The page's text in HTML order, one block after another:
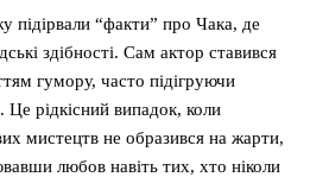
підірвали “факти” про Чака, де
здібності. Сам актор ставився
гумору, часто підігруючи
Це рідкісний випадок, коли
мистецтв не образився на жарти,
любов навіть тих, хто ніколи